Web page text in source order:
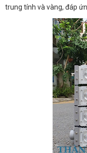
trung tính và vàng, đáp